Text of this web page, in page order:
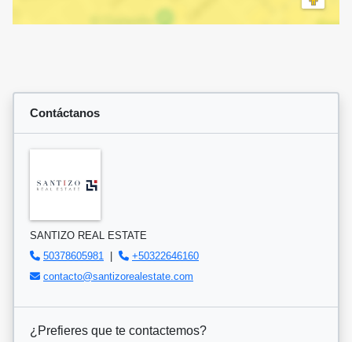
Contáctanos
SANTIZO REAL ESTATE
50378605981
+50322646160
contacto@santizorealestate.com
¿Prefieres que te contactemos?